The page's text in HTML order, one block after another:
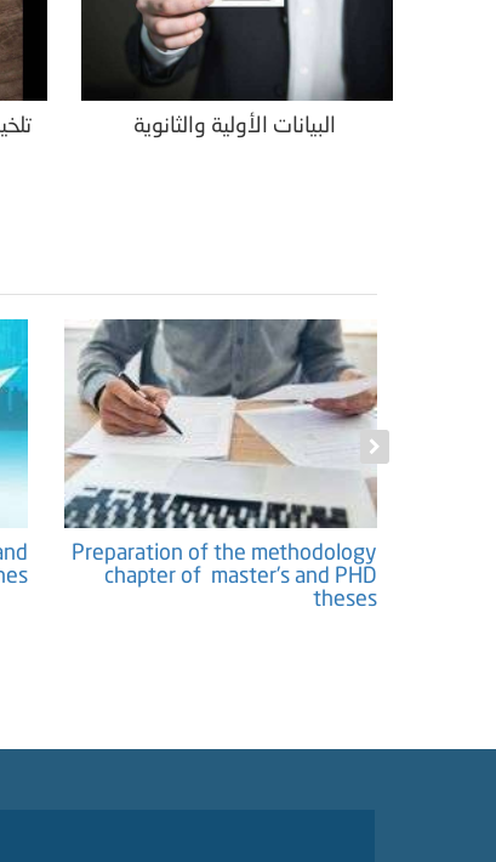
Preparation of the methodology
chapter of master's and PHD
theses